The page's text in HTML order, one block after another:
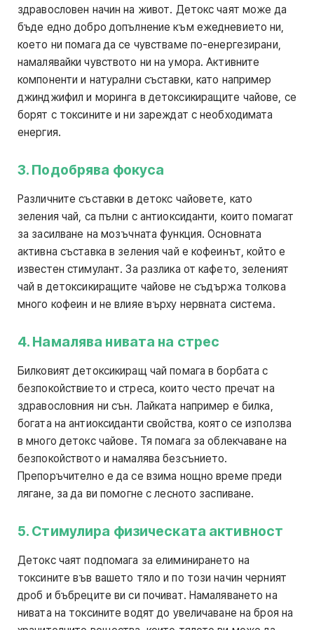
здравословен начин на живот. Детокс чаят може да
бъде едно добро допълнение към ежедневието ни,
което ни помага да се чувстваме по-енергезирани,
намалявайки чувството ни на умора. Активните
компоненти и натурални съставки, като например
джинджифил и моринга в детоксикиращите чайове, се
борят с токсините и ни зареждат с необходимата
енергия.
3. Подобрява фокуса
Различните съставки в детокс чайовете, като
зеления чай, са пълни с антиоксиданти, които помагат
за засилване на мозъчната функция. Основната
активна съставка в зеления чай е кофеинът, който е
известен стимулант. За разлика от кафето, зеленият
чай в детоксикиращите чайове не съдържа толкова
много кофеин и не влияе върху нервната система.
4. Намалява нивата на стрес
Билковият детоксикиращ чай помага в борбата с
безпокойствието и стреса, които често пречат на
здравословния ни сън. Лайката например е билка,
богата на антиоксиданти свойства, която се използва
в много детокс чайове. Тя помага за облекчаване на
безпокойството и намалява безсънието.
Препоръчително е да се взима нощно време преди
лягане, за да ви помогне с лесното заспиване.
5. Стимулира физическата активност
Детокс чаят подпомага за елиминирането на
токсините във вашето тяло и по този начин черният
дроб и бъбреците ви си почиват. Намаляването на
нивата на токсините водят до увеличаване на броя на